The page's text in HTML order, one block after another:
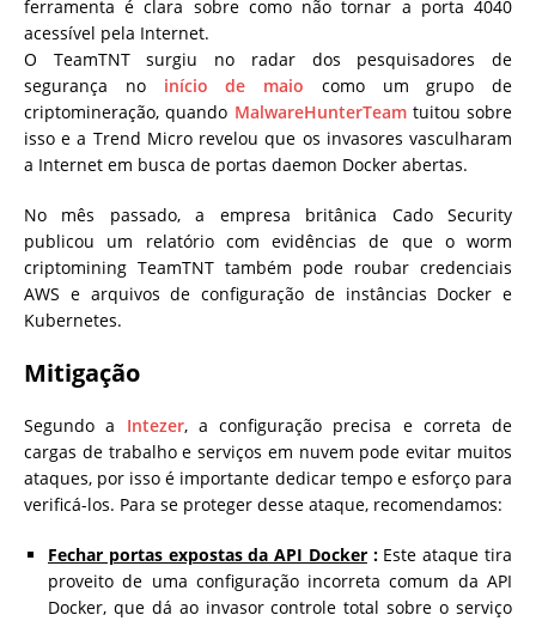
ferramenta é clara sobre como não tornar a porta 4040
acessível pela Internet.
O TeamTNT surgiu no radar dos pesquisadores de
segurança no início de maio como um grupo de
criptomineração, quando MalwareHunterTeamtuitou sobre
isso e a Trend Micro revelou que os invasores vasculharam
a Internet em busca de portas daemon Docker abertas.
No mês passado, a empresa britânica Cado Security
publicou um relatório com evidências de que o worm
criptomining TeamTNT também pode roubar credenciais
AWS e arquivos de configuração de instâncias Docker e
Kubernetes.
Mitigação
Segundo a Intezer, a configuração precisa e correta de
cargas de trabalho e serviços em nuvem pode evitar muitos
ataques, por isso é importante dedicar tempo e esforço para
verificá-los. Para se proteger desse ataque, recomendamos:
Fechar portas expostas da API Docker:Este ataque tira
proveito de uma configuração incorreta comum da API
Docker, que dá ao invasor controle total sobre o serviço